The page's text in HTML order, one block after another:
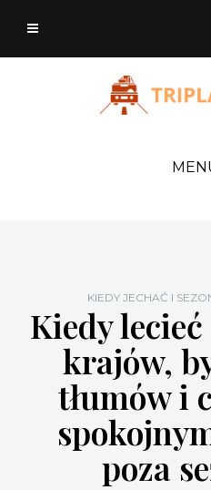
KIEDY JECHAĆ I
Kiedy lecieć
krajów,
tłumów i
poza